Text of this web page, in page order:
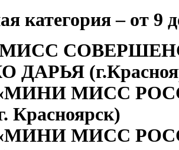
категория – от 9
ДАРЬЯ
«МИНИ МИСС
Красноярск)
«МИНИ МИСС